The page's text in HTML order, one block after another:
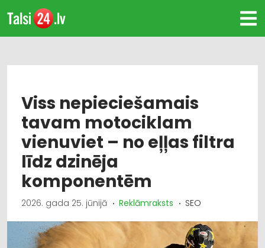
Viss nepieciešamais
tavam motociklam
vienuviet – no eļļas filtra
līdz dzinēja
komponentēm
2026. gada 25. jūnijā Reklāmraksts SEO